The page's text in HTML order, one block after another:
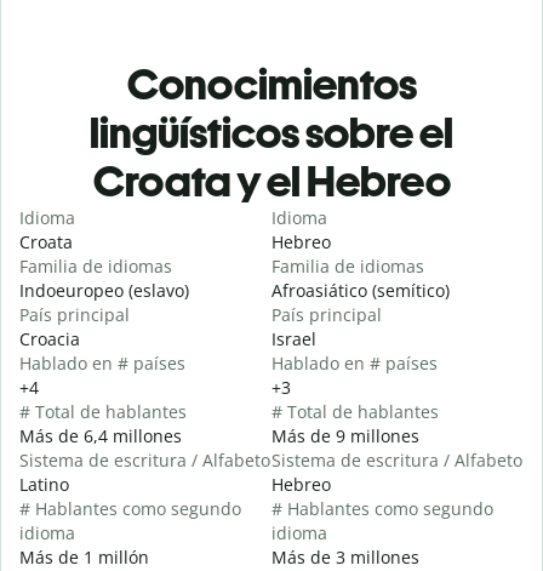
Conocimientos
lingüísticos sobre el
Croata y el Hebreo
Idioma
Croata
Familia de idiomas
Indoeuropeo (eslavo)
País principal
Croacia
Hablado en # países
+4
# Total de hablantes
Más de 6,4 millones
Sistema de escritura / Alfabeto
Latino
# Hablantes como segundo
idioma
Más de 1 millón
Idioma
Hebreo
Familia de idiomas
Afroasiático (semítico)
País principal
Israel
Hablado en # países
+3
# Total de hablantes
Más de 9 millones
Sistema de escritura / Alfabeto
Hebreo
# Hablantes como segundo
idioma
Más de 3 millones